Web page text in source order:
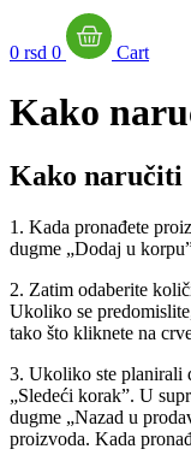
0 rsd 0 Cart
Kako
Kako naručiti
1. Kada pronađete
dugme „Dodaj u
2. Zatim odaberite
Ukoliko se
tako što kliknete na
3. Ukoliko ste planirali
„Sledeći korak”. U
dugme „Nazad u
proizvoda. Kada